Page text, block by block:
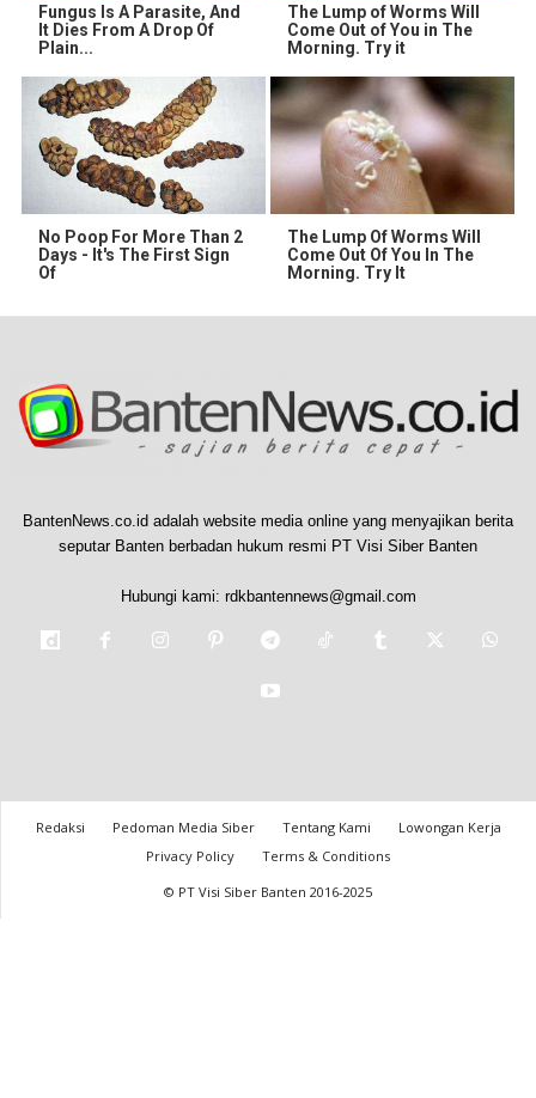
Fungus Is A Parasite, And
It Dies From A Drop Of
Plain...
The Lump of Worms Will
Come Out of You in The
Morning. Try it
No Poop For More Than 2
Days - It's The First Sign
Of
The Lump Of Worms Will
Come Out Of You In The
Morning. Try It
BantenNews.co.id adalah website media online yang menyajikan berita
seputar Banten berbadan hukum resmi PT Visi Siber Banten
Hubungi kami: rdkbantennews@gmail.com
Redaksi Pedoman Media Siber Tentang Kami
Lowongan Kerja
Privacy Policy
Terms & Conditions
© PT Visi Siber Banten 2016-2025